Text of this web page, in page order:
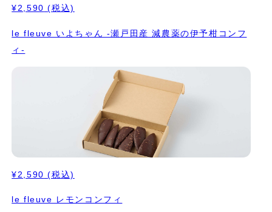
¥2,590 (税込)
le fleuve いよちゃん -瀬戸田産 減農薬の伊予柑コンフ
ィ-
¥2,590 (税込)
le fleuve レモンコンフィ